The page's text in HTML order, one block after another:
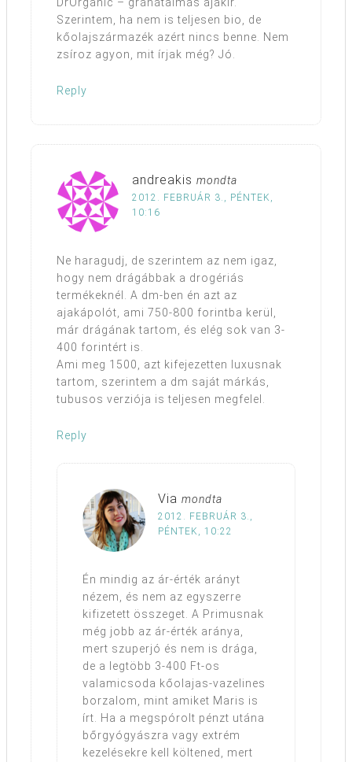
Szerintem, ha nem is teljesen bio, de
kőolajszármazék azért nincs benne. Nem
zsíroz agyon, mit írjak még? Jó.
Reply
andreakis mondta
2012. FEBRUÁR 3., PÉNTEK,
10:16
Ne haragudj, de szerintem az nem igaz,
hogy nem drágábbak a drogériás
termékeknél. A dm-ben én azt az
ajakápolót, ami 750-800 forintba kerül,
már drágának tartom, és elég sok van 3-
400 forintért is.
Ami meg 1500, azt kifejezetten luxusnak
tartom, szerintem a dm saját márkás,
tubusos verziója is teljesen megfelel.
Reply
Via mondta
2012. FEBRUÁR 3.,
PÉNTEK, 10:22
Én mindig az ár-érték arányt
nézem, és nem az egyszerre
kifizetett összeget. A Primusnak
még jobb az ár-érték aránya,
mert szuperjó és nem is drága,
de a legtöbb 3-400 Ft-os
valamicsoda kőolajas-vazelines
borzalom, mint amiket Maris is
írt. Ha a megspórolt pénzt utána
bőrgyógyászra vagy extrém
kezelésekre kell költened, mert